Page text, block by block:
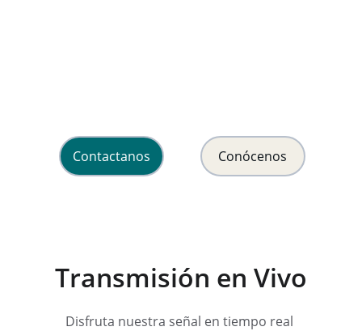
Contactanos Conócenos
Transmisión en Vivo
Disfruta nuestra señal en tiempo real